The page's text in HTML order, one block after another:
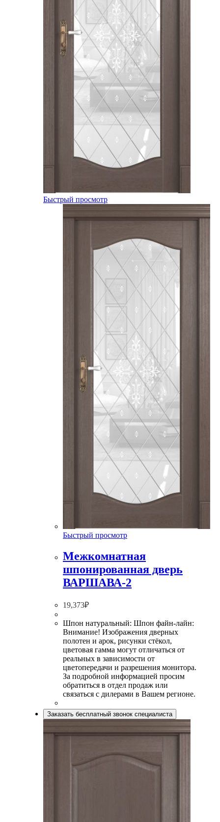
Быстрый просмотр
Быстрый просмотр
Межкомнатная
шпонированная дверь
ВАРШАВА-2
19,373₽
Шпон натуральный: Шпон файн-лайн:
Внимание! Изображения дверных
полотен и арок, рисунки стёкол,
цветовая гамма могут отличаться от
реальных в зависимости от
цветопередачи и разрешения монитора.
За подробной информацией просим
обратиться в отдел продаж или
связаться с дилерами в Вашем регионе.
Заказать бесплатный звонок специалиста